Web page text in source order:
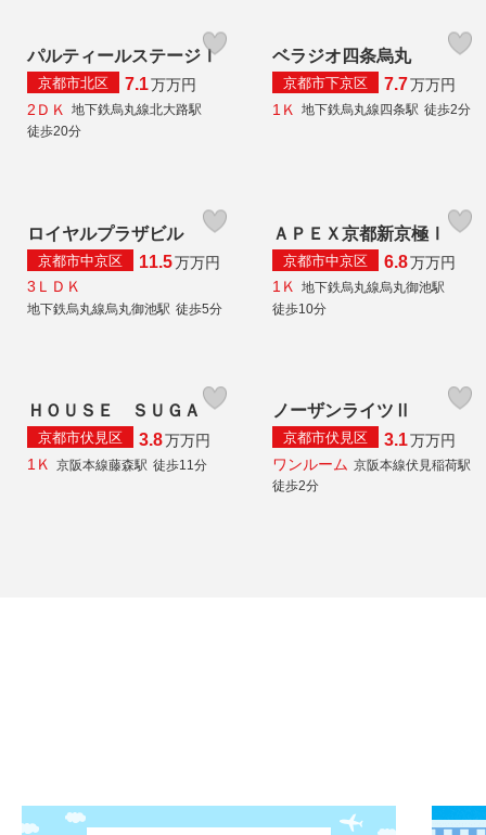
パルティールステージⅠ
京都市北区 7.1万万円
2ＤＫ
地下鉄烏丸線北大路駅
徒歩20分
ベラジオ四条烏丸
京都市下京区 7.7万万円
1Ｋ
地下鉄烏丸線四条駅 徒歩2分
ロイヤルプラザビル
京都市中京区 11.5万万円
3ＬＤＫ
地下鉄烏丸線烏丸御池駅 徒歩5分
ＡＰＥＸ京都新京極Ⅰ
京都市中京区 6.8万万円
1Ｋ 地下鉄烏丸線烏丸御池駅
徒歩10分
ＨＯＵＳＥ ＳＵＧＡ
京都市伏見区 3.8万万円
1Ｋ
京阪本線藤森駅 徒歩11分
ノーザンライツⅡ
京都市伏見区 3.1万万円
ワンルーム 京阪本線伏見稲荷駅
徒歩2分